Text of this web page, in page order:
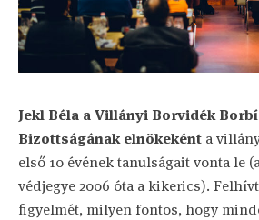
Jekl Béla a Villányi Borvidék
Bizottságának elnökeként a
első 10 évének tanulságait vonta le
védjegye 2006 óta a kikerics).
figyelmét, milyen fontos, hogy